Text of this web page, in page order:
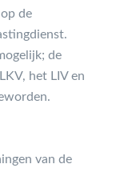
de
de
het LIV en
van de